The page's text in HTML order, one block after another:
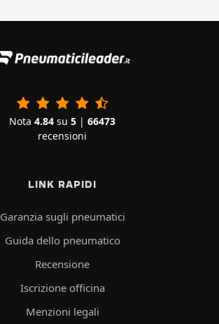
Nota 4.84 su 5 | 66473
recensioni
LINK RAPIDI
Garanzia sugli pneumatici
Guida dello pneumatico
Recensione
Iscrizione officina
Menzioni legali